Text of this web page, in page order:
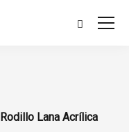
Rodillo Lana Acrílica